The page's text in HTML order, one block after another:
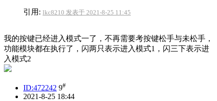
引用: lkc8210 发表于 2021-8-25 11:45
我的按键已经进入模式一了，不再需要考按键松手与未松手，
功能模块都在执行了，闪两只表示进入模式1，闪三下表示进
入模式2
ID:472242 9#
2021-8-25 18:44